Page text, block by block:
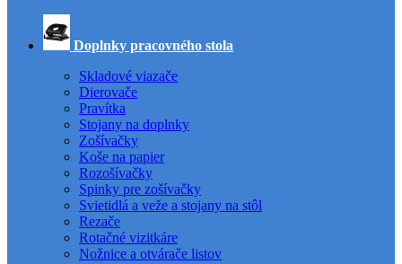
Doplnky pracovného stola
Skladové viazače
Dierovače
Pravítka
Stojany na doplnky
Zošívačky
Koše na papier
Rozošívačky
Spinky pre zošívačky
Svietidlá a veže a stojany na stôl
Rezače
Rotačné vizitkáre
Nožnice a otvárače listov